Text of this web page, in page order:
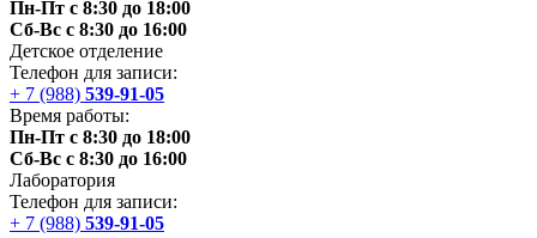
Пн-Пт с 8:30 до 18:00
Сб-Вс с 8:30 до 16:00
Детское отделение
Телефон для записи:
+ 7 (988) 539-91-05
Время работы:
Пн-Пт с 8:30 до 18:00
Сб-Вс с 8:30 до 16:00
Лаборатория
Телефон для записи:
+ 7 (988) 539-91-05